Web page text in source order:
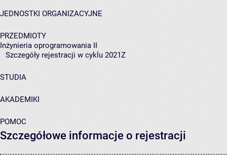
JEDNOSTKI ORGANIZACYJNE
PRZEDMIOTY
Inżynieria oprogramowania II
Szczegóły rejestracji w cyklu 2021Z
STUDIA
AKADEMIKI
POMOC
Szczegółowe informacje o rejestracji